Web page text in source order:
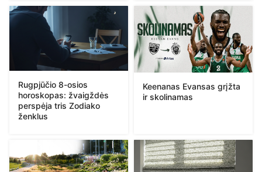
Rugpjūčio 8-osios
horoskopas: žvaigždės
perspėja tris Zodiako
ženklus
Keenanas Evansas grįžta
ir skolinamas